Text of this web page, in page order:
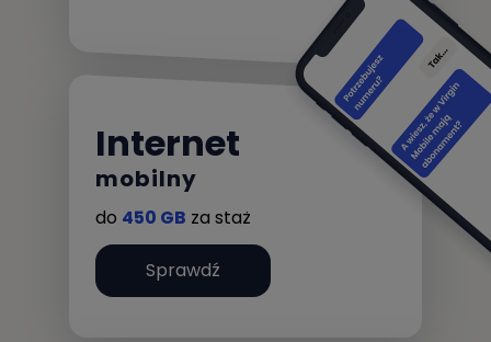
Internet
mobilny
do 450 GB za staż
Sprawdź